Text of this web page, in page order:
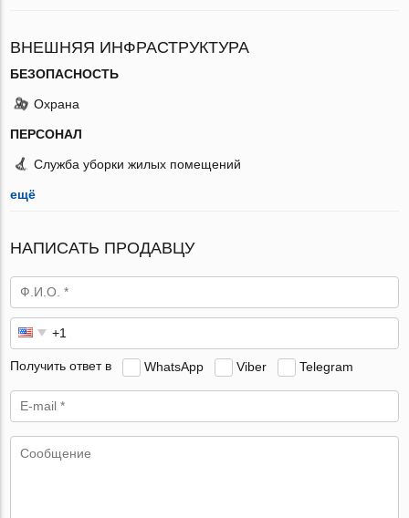
ВНЕШНЯЯ ИНФРАСТРУКТУРА
БЕЗОПАСНОСТЬ
Охрана
ПЕРСОНАЛ
Служба уборки жилых помещений
ещё
НАПИСАТЬ ПРОДАВЦУ
Получить ответ в WhatsApp Viber Telegram